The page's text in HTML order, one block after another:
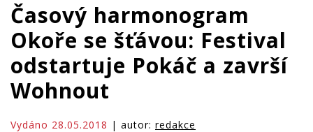
Časový harmonogram
Okoře se šťávou: Festival
odstartuje Pokáč a završí
Wohnout
Vydáno 28.05.2018 | autor: redakce